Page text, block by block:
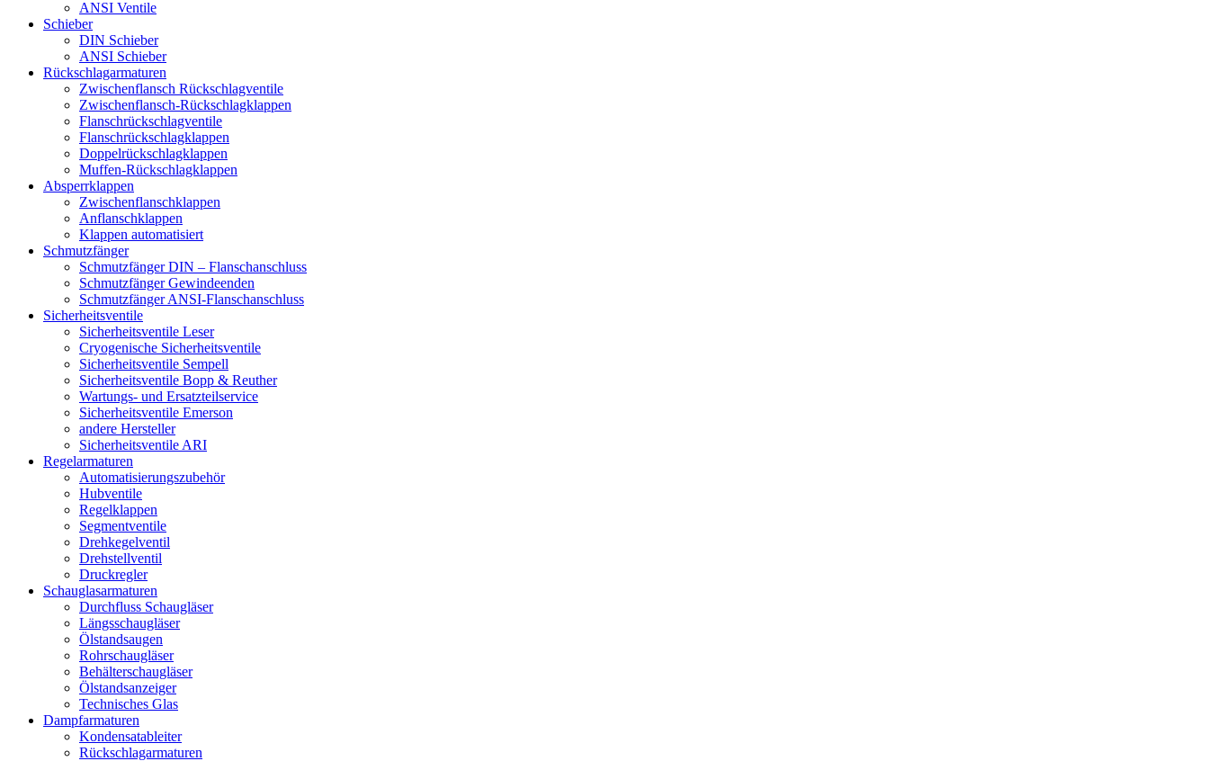
ANSI Ventile
Schieber
DIN Schieber
ANSI Schieber
Rückschlag­armaturen
Zwischenflansch Rückschlagventile
Zwischenflansch-Rückschlagklappen
Flanschrückschlagventile
Flanschrückschlagklappen
Doppelrückschlagklappen
Muffen-Rückschlagklappen
Absperrklappen
Zwischenflanschklappen
Anflanschklappen
Klappen automatisiert
Schmutzfänger
Schmutzfänger DIN – Flanschanschluss
Schmutzfänger Gewindeenden
Schmutzfänger ANSI-Flanschanschluss
Sicherheitsventile
Sicherheitsventile Leser
Cryogenische Sicherheitsventile
Sicherheitsventile Sempell
Sicherheitsventile Bopp & Reuther
Wartungs- und Ersatzteilservice
Sicherheitsventile Emerson
andere Hersteller
Sicherheitsventile ARI
Regelarmaturen
Automatisierungszubehör
Hubventile
Regelklappen
Segmentventile
Drehkegelventil
Drehstellventil
Druckregler
Schauglas­armaturen
Durchfluss Schaugläser
Längsschaugläser
Ölstandsaugen
Rohrschaugläser
Behälterschaugläser
Ölstandsanzeiger
Technisches Glas
Dampfarmaturen
Kondensatableiter
Rückschlagarmaturen